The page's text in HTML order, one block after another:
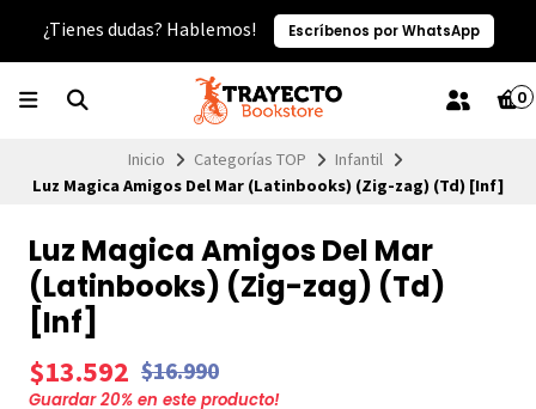
¿Tienes dudas? Hablemos! Escríbenos por WhatsApp
0
Inicio Categorías TOP
Infantil
Luz Magica Amigos Del Mar (Latinbooks) (Zig-zag) (Td) [Inf]
Luz Magica Amigos Del Mar
(Latinbooks) (Zig-zag) (Td)
[Inf]
$13.592 $16.990
Guardar20% en este producto!